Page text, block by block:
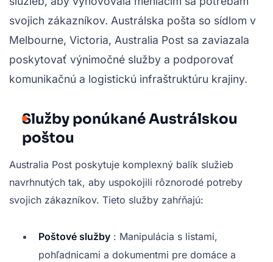
svojich zákazníkov. Austrálska pošta so sídlom v
Melbourne, Victoria, Australia Post sa zaviazala
poskytovať výnimočné služby a podporovať
komunikačnú a logistickú infraštruktúru krajiny.
Služby ponúkané Austrálskou
poštou
Australia Post poskytuje komplexný balík služieb
navrhnutých tak, aby uspokojili rôznorodé potreby
svojich zákazníkov. Tieto služby zahŕňajú:
Poštové služby : Manipulácia s listami,
pohľadnicami a dokumentmi pre domáce a